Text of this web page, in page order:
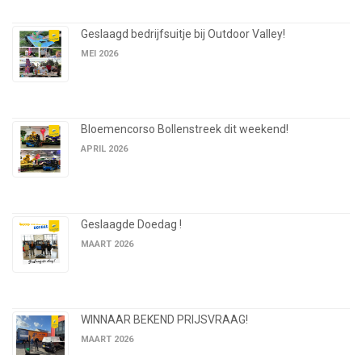
Geslaagd bedrijfsuitje bij Outdoor Valley!
MEI 2026
Bloemencorso Bollenstreek dit weekend!
APRIL 2026
Geslaagde Doedag !
MAART 2026
WINNAAR BEKEND PRIJSVRAAG!
MAART 2026